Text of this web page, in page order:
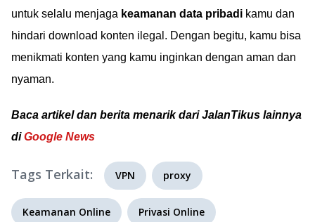
untuk selalu menjaga keamanan data pribadi kamu dan
hindari download konten ilegal. Dengan begitu, kamu bisa
menikmati konten yang kamu inginkan dengan aman dan
nyaman.
Baca artikel dan berita menarik dari JalanTikus lainnya
diGoogle News
Tags Terkait: VPN proxy
Keamanan Online Privasi Online